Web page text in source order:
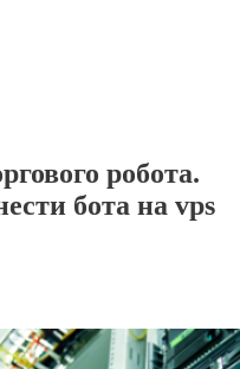
робота.
бота на vps